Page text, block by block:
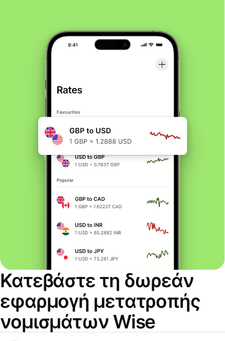
Κατεβάστε τη δωρεάν
εφαρμογή μετατροπής
νομισμάτων Wise